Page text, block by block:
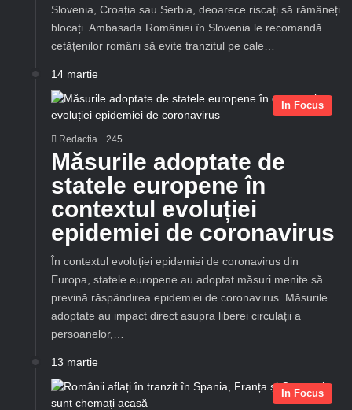
Slovenia, Croația sau Serbia, deoarece riscați să rămâneți
blocați. Ambasada României în Slovenia le recomandă
cetățenilor români să evite tranzitul pe cale…
14 martie
In Focus
Redactia 245
Măsurile adoptate de
statele europene în
contextul evoluției
epidemiei de coronavirus
În contextul evoluției epidemiei de coronavirus din
Europa, statele europene au adoptat măsuri menite să
prevină răspândirea epidemiei de coronavirus. Măsurile
adoptate au impact direct asupra liberei circulații a
persoanelor,…
13 martie
In Focus